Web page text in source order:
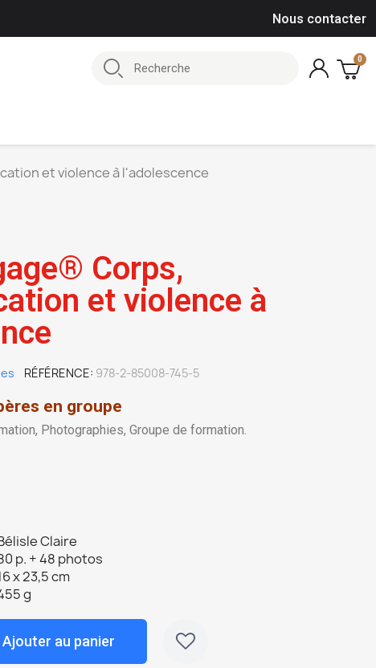
Nous contacter
et violence à l'adolescence
Corps,
et violence à
RÉFÉRENCE 978-2-85008-745-5
en groupe
Photographies, Groupe de formation.
Claire
p. + 48 photos
x 23,5 cm
g
Ajouter au panier